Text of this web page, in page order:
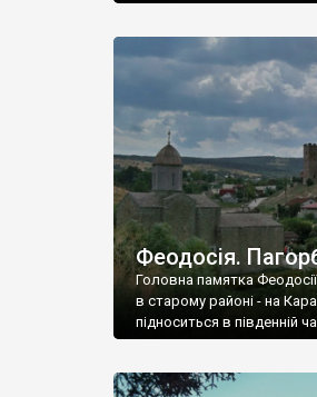
Феодосія.
Головна памятка
в старому районі - на
підноситься в південній